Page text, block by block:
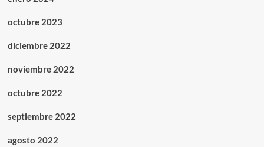
octubre 2023
diciembre 2022
noviembre 2022
octubre 2022
septiembre 2022
agosto 2022